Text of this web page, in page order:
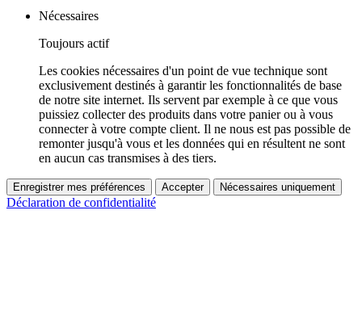
Nécessaires
Toujours actif
Les cookies nécessaires d'un point de vue technique sont
exclusivement destinés à garantir les fonctionnalités de base
de notre site internet. Ils servent par exemple à ce que vous
puissiez collecter des produits dans votre panier ou à vous
connecter à votre compte client. Il ne nous est pas possible de
remonter jusqu'à vous et les données qui en résultent ne sont
en aucun cas transmises à des tiers.
Enregistrer mes préférences Accepter Nécessaires uniquement
Déclaration de confidentialité